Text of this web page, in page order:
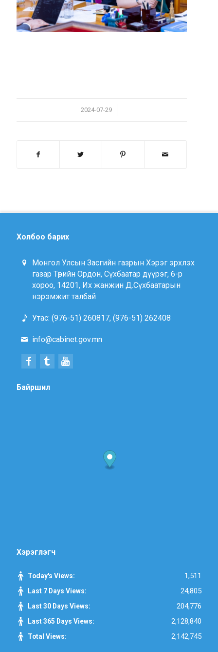
2024-07-29
/
Холбоо барих
Монгол Улсын Засгийн газрын Хэрэг эрхлэх
газар Төрийн Ордон, Сүхбаатар дүүрэг, 6-р
хороо, 14201, Их жанжин Д.Сүхбаатарын
нэрэмжит талбай
Утас: (976-51) 260817, (976-51) 262408
info@cabinet.gov.mn
Байршил
Хэрэглэгч
Today's Views: 1,511
Last 7 Days Views: 24,805
Last 30 Days Views: 204,776
Last 365 Days Views: 2,128,840
Total Views: 2,142,745